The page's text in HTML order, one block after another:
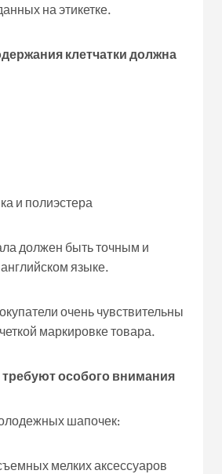
на этикетке.
клетчатки должна
и полиэстера
должен быть точным и
языке.
очень чувствительны
маркировке товара.
особого внимания
шапочек:
мелких аксессуаров